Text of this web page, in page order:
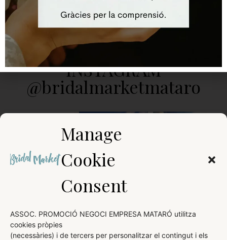
Manage
Cookie
Consent
ASSOC. PROMOCIÓ NEGOCI EMPRESA MATARÓ utilitza
cookies pròpies
(necessàries) i de tercers per personalitzar el contingut i els
INSTAGRAM
@bridalmarketmataro